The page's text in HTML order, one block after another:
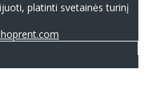
platinti svetainės turinį